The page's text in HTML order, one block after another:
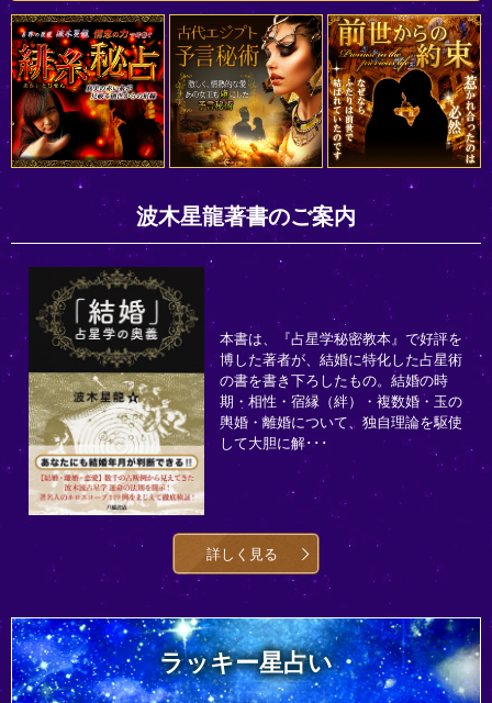
波木星龍著書のご案内
本書は、『占星学秘密教本』で好評を
博した著者が、結婚に特化した占星術
の書を書き下ろしたもの。結婚の時
期・相性・宿縁（絆）・複数婚・玉の
輿婚・離婚について、独自理論を駆使
して大胆に解･･･
詳しく見る
ラッキー星占い